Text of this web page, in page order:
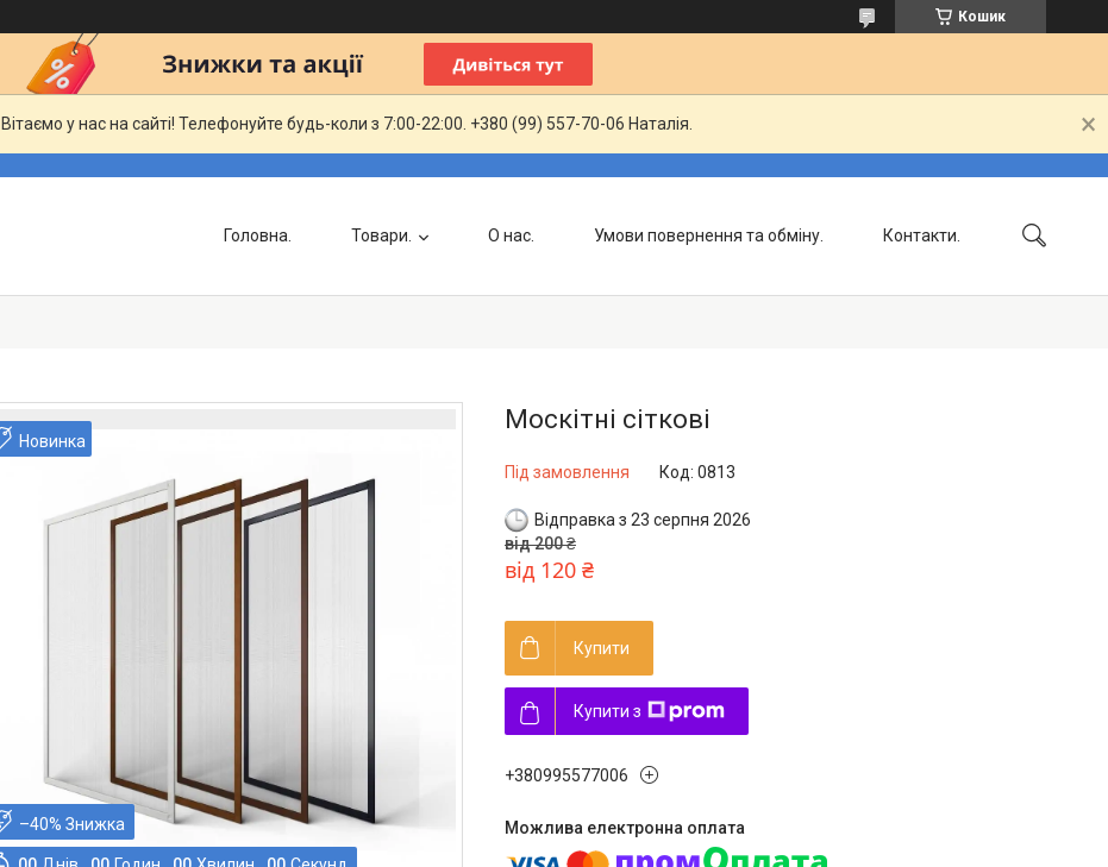
Кошик
Вітаємо у нас на сайті! Телефонуйте будь-коли з 7:00-22:00. +380 (99) 557-70-06 Наталія.
Головна. Товари. О нас. Умови повернення та обміну. Контакти.
Новинка
–40%
Москітні сіткові
Під замовлення Код: 0813
Відправка з 23 серпня 2026
від 200 ₴
від 120 ₴
Купити
Купити з
+380995577006